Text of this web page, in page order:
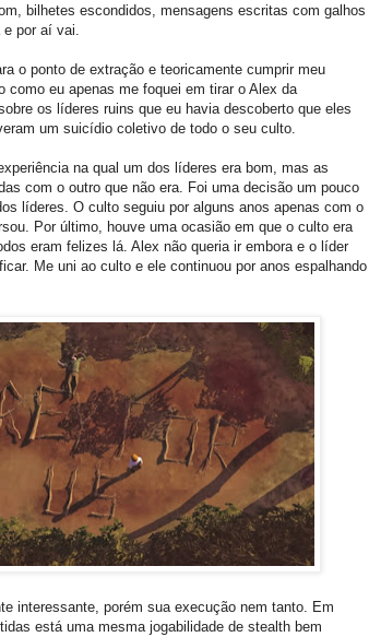
bilhetes escondidos, mensagens escritas com galhos
por aí vai.
o ponto de extração e teoricamente cumprir meu
como eu apenas me foquei em tirar o Alex da
os líderes ruins que eu havia descoberto que eles
um suicídio coletivo de todo o seu culto.
na qual um dos líderes era bom, mas as
com o outro que não era. Foi uma decisão um pouco
líderes. O culto seguiu por alguns anos apenas com o
Por último, houve uma ocasião em que o culto era
eram felizes lá. Alex não queria ir embora e o líder
Me uni ao culto e ele continuou por anos espalhando
interessante, porém sua execução nem tanto. Em
está uma mesma jogabilidade de stealth bem